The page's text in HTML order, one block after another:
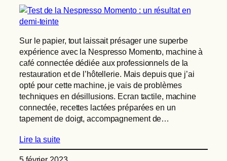
Sur le papier, tout laissait présager une superbe
expérience avec la Nespresso Momento, machine à
café connectée dédiée aux professionnels de la
restauration et de l’hôtellerie. Mais depuis que j’ai
opté pour cette machine, je vais de problèmes
techniques en désillusions. Ecran tactile, machine
connectée, recettes lactées préparées en un
tapement de doigt, accompagnement de…
Lire la suite